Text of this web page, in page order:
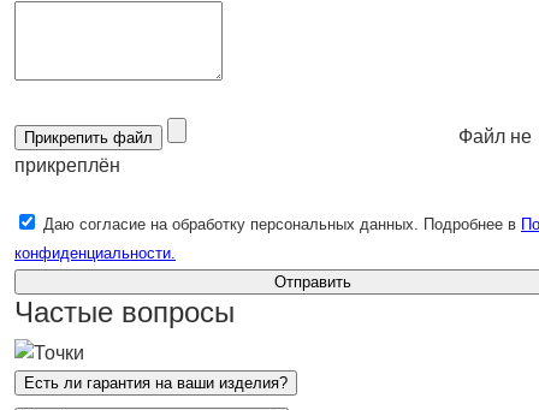
Прикрепить файл
Файл не
прикреплён
Даю согласие на обработку персональных данных. Подробнее в
конфиденциальности.
Отправить
Частые вопросы
Есть ли гарантия на ваши изделия?